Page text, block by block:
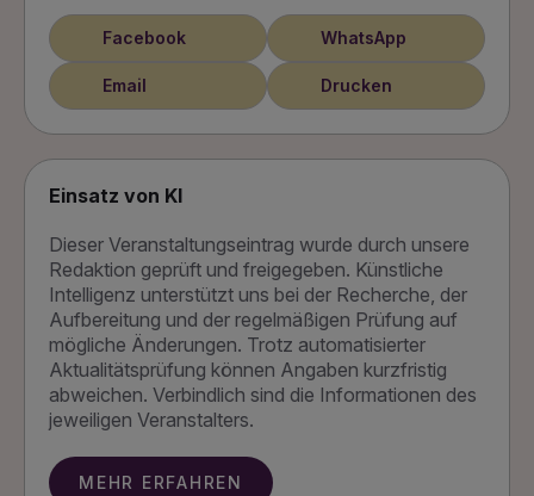
Facebook WhatsApp
Email Drucken
Einsatz von KI
Dieser Veranstaltungseintrag wurde durch unsere
Redaktion geprüft und freigegeben. Künstliche
Intelligenz unterstützt uns bei der Recherche, der
Aufbereitung und der regelmäßigen Prüfung auf
mögliche Änderungen. Trotz automatisierter
Aktualitätsprüfung können Angaben kurzfristig
abweichen. Verbindlich sind die Informationen des
jeweiligen Veranstalters.
MEHR ERFAHREN